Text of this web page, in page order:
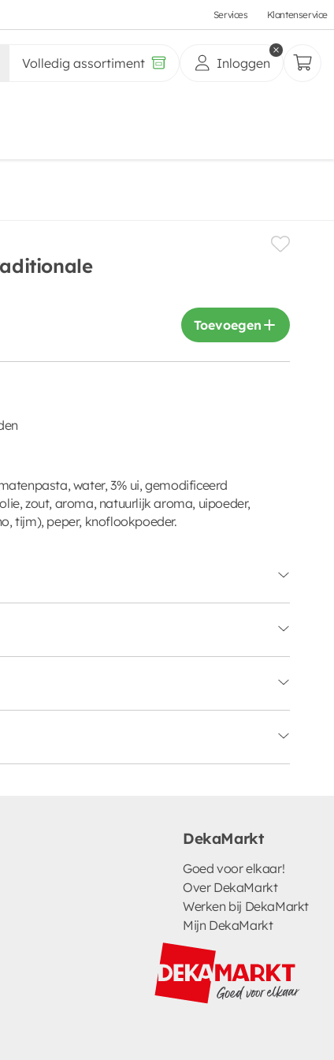
Services Klantenservice
Volledig assortiment Inloggen
Toevoegen
water, 3% ui, gemodificeerd
zout, aroma, natuurlijk aroma, uipoeder,
tijm), peper, knoflookpoeder.
DekaMarkt
Goed voor elkaar!
Over DekaMarkt
Werken bij DekaMarkt
Mijn DekaMarkt